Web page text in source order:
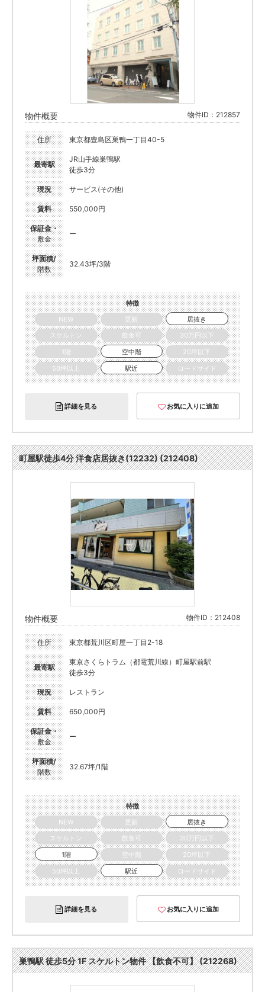
物件概要 物件ID：212857
住所 東京都豊島区巣鴨一丁目40-5
最寄駅
JR山手線巣鴨駅
徒歩3分
現況 サービス(その他)
賃料 550,000円
保証金・
敷金
ー
坪面積/
階数
32.43坪/3階
特徴
NEW
更新
居抜き
スケルトン
飲食可
30万円以下
1階
空中階
20坪以下
50坪以上
駅近 ロードサイド
詳細を見る お気に入りに追加
町屋駅徒歩4分 洋食店居抜き(12232) (212408)
物件概要 物件ID：212408
住所 東京都荒川区町屋一丁目2-18
最寄駅
東京さくらトラム（都電荒川線）町屋駅前駅
徒歩3分
現況 レストラン
賃料 650,000円
保証金・
敷金
ー
坪面積/
階数
32.67坪/1階
特徴
NEW
更新
居抜き
スケルトン
飲食可
30万円以下
1階
空中階
20坪以下
50坪以上
駅近 ロードサイド
詳細を見る お気に入りに追加
巣鴨駅 徒歩5分 1F スケルトン物件 【飲食不可】 (212268)